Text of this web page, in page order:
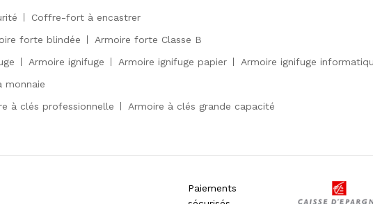
Coffre-fort à encastrer
forte blindée
Armoire forte Classe B
Armoire ignifuge Armoire ignifuge papier
Armoire ignifuge
monnaie
à clés professionnelle Armoire à clés grande capacité
Paiements